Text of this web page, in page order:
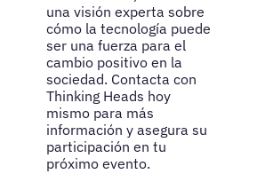
una visión experta sobre
cómo la tecnología puede
ser una fuerza para el
cambio positivo en la
sociedad. Contacta con
Thinking Heads hoy
mismo para más
información y asegura su
participación en tu
próximo evento.